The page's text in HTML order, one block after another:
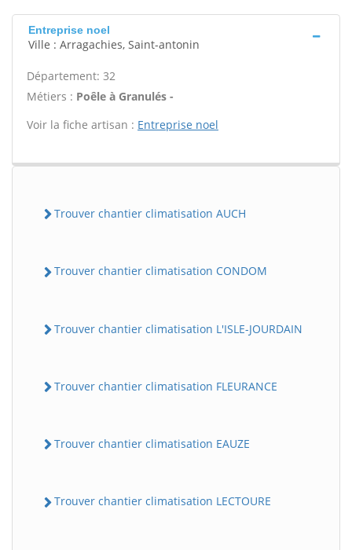
Entreprise noel
Ville : Arragachies, Saint-antonin
Département: 32
Métiers : Poêle à Granulés -
Voir la fiche artisan : Entreprise noel
Trouver chantier climatisation AUCH
Trouver chantier climatisation CONDOM
Trouver chantier climatisation L'ISLE-JOURDAIN
Trouver chantier climatisation FLEURANCE
Trouver chantier climatisation EAUZE
Trouver chantier climatisation LECTOURE